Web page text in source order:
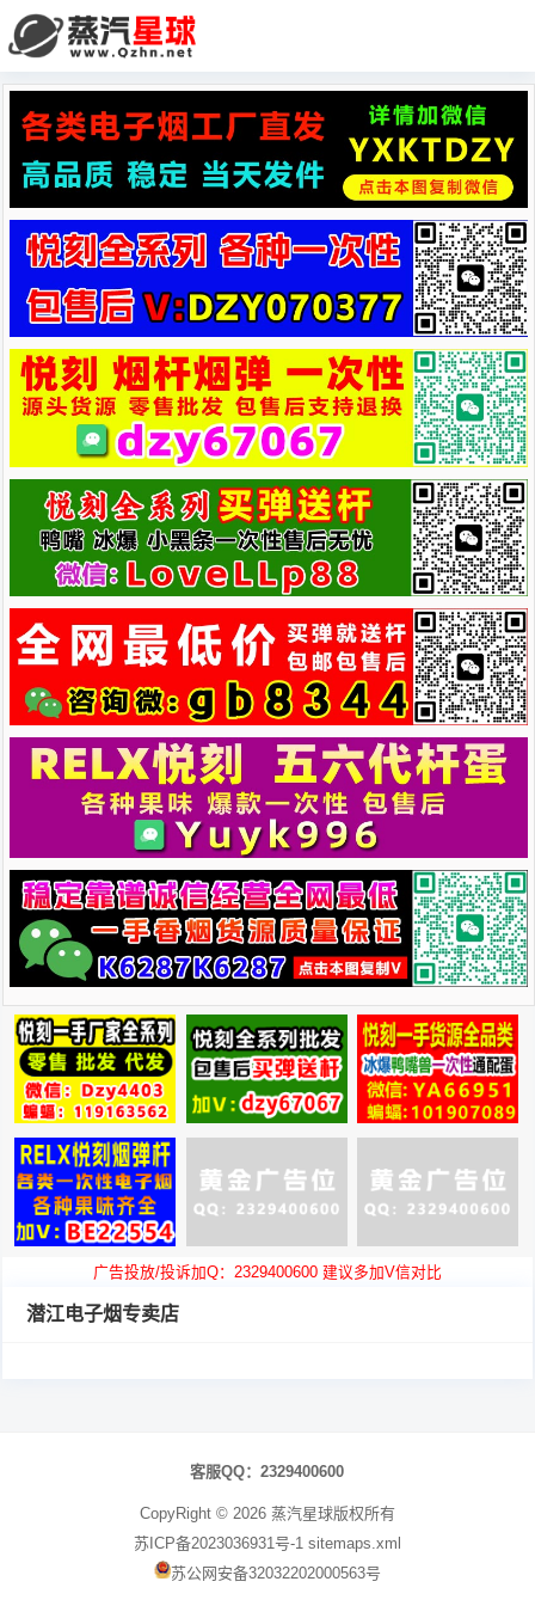
广告投放/投诉加Q：2329400600 建议多加V信对比
潜江电子烟专卖店
客服QQ：2329400600
CopyRight © 2026 蒸汽星球版权所有
苏ICP备2023036931号-1 sitemaps.xml
苏公网安备32032202000563号